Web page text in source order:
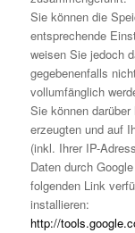
Sie können die
entsprechende
weisen Sie jedoch
gegebenenfalls
vollumfänglich
Sie können
erzeugten und auf
(inkl. Ihrer IP-
Daten durch
folgenden Link
installieren:
http://